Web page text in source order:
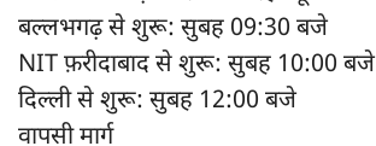
बल्लभगढ़ से शुरू: सुबह 09:30 बजे
NIT फ़रीदाबाद से शुरू: सुबह 10:00 बजे
दिल्ली से शुरू: सुबह 12:00 बजे
वापसी मार्ग